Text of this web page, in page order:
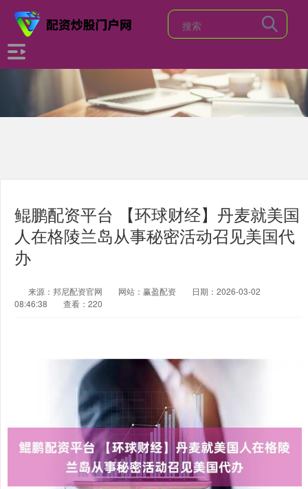
鲲鹏配资平台 【环球财经】丹麦就美国
人在格陵兰岛从事秘密活动召见美国代
办
来源：邦尼配资官网 网站：赢盈配资
日期：2026-03-02
08:46:38
查看：220